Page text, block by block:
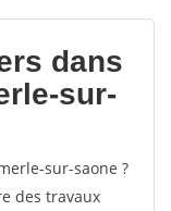
dans
sur-
sur-saone ?
des travaux